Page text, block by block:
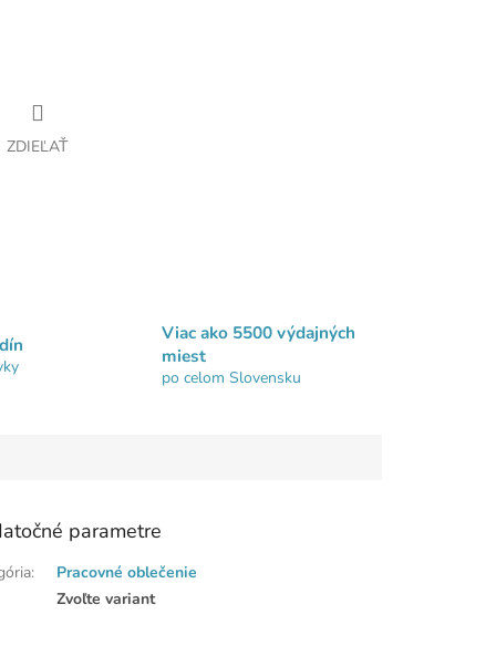
ZDIEĽAŤ
Viac ako 5500 výdajných
miest
po celom Slovensku
parametre
:
Pracovné oblečenie
Zvoľte variant